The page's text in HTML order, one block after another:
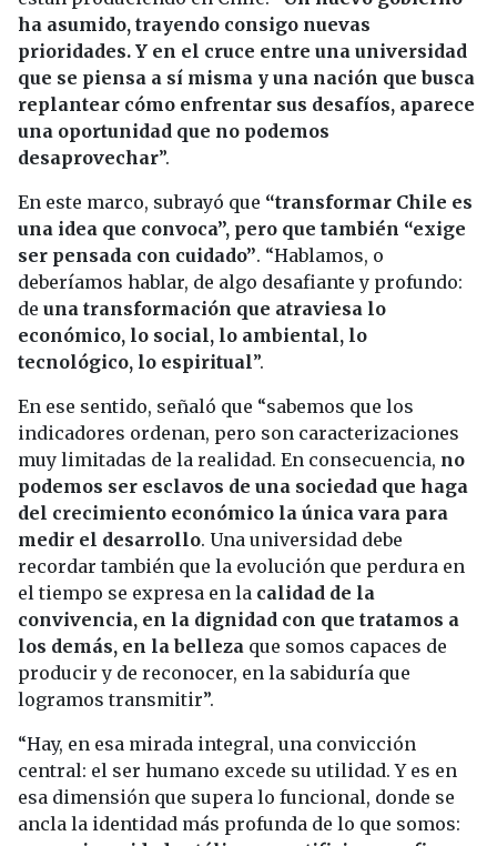
ha asumido, trayendo consigo nuevas
prioridades. Y en el cruce entre una universidad
que se piensa a sí misma y una nación que busca
replantear cómo enfrentar sus desafíos, aparece
una oportunidad que no podemos
desaprovechar”.
En este marco, subrayó que “transformar Chile es
una idea que convoca”, pero que también “exige
ser pensada con cuidado”. “Hablamos, o
deberíamos hablar, de algo desafiante y profundo:
de una transformación que atraviesa lo
económico, lo social, lo ambiental, lo
tecnológico, lo espiritual”.
En ese sentido, señaló que “sabemos que los
indicadores ordenan, pero son caracterizaciones
muy limitadas de la realidad. En consecuencia, no
podemos ser esclavos de una sociedad que haga
del crecimiento económico la única vara para
medir el desarrollo. Una universidad debe
recordar también que la evolución que perdura en
el tiempo se expresa en la calidad de la
convivencia, en la dignidad con que tratamos a
los demás, en la belleza que somos capaces de
producir y de reconocer, en la sabiduría que
logramos transmitir”.
“Hay, en esa mirada integral, una convicción
central: el ser humano excede su utilidad. Y es en
esa dimensión que supera lo funcional, donde se
ancla la identidad más profunda de lo que somos: